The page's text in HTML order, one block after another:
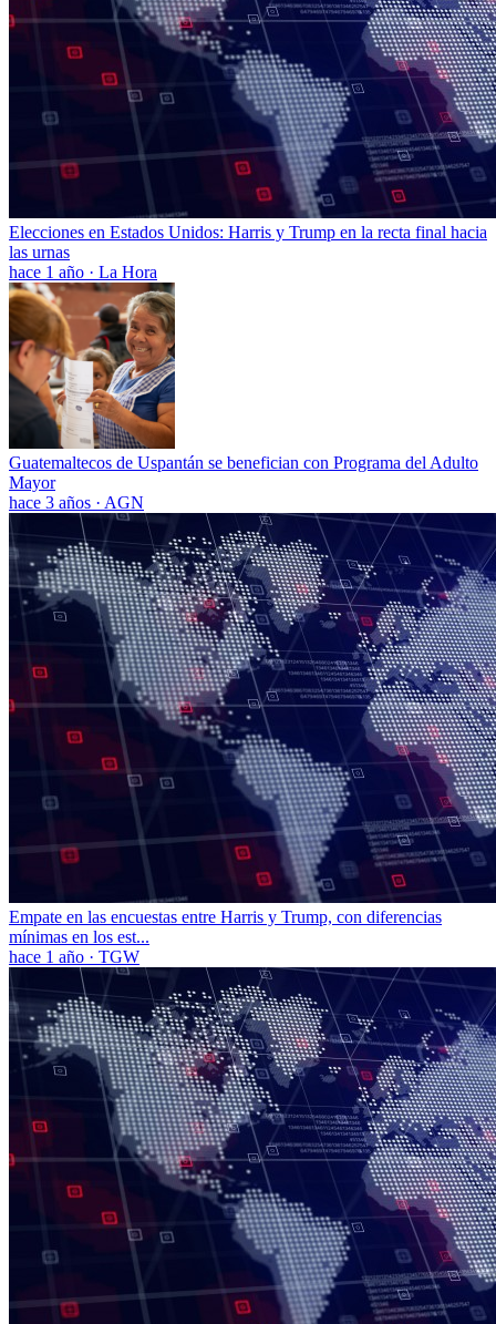
Elecciones en Estados Unidos: Harris y Trump en la recta final hacia
las urnas
hace 1 año · La Hora
Guatemaltecos de Uspantán se benefician con Programa del Adulto
Mayor
hace 3 años · AGN
Empate en las encuestas entre Harris y Trump, con diferencias
mínimas en los est...
hace 1 año · TGW